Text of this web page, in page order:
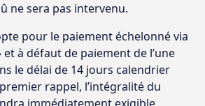
ne sera pas intervenu.
pour le paiement échelonné via
et à défaut de paiement de l’une
le délai de 14 jours calendrier
rappel, l’intégralité du